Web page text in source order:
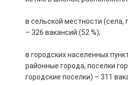
в сельской местности (села,
– 326 вакансий (52 %);
в городских населенных
районные города, поселки
городские поселки) – 311